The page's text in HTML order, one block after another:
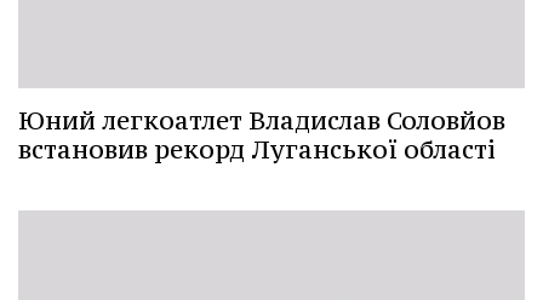
Юний легкоатлет Владислав Соловйов
встановив рекорд Луганської області